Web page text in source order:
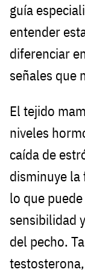
guía
entender
diferenciar
señales que
El tejido
niveles
caída de
disminuye la
lo que
sensibilidad
del pecho.